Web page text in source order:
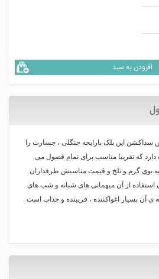
افزودن به سبد
سداکشن این بلک بارایحه جنگلی ، جسارت را
که تقریبا مناسب برای تمام فصول می
به بوی گرم و تلخ و قیمت مناسبش طرفداران
استفاده از آن میهمانی های شبانه و شب های
آن بسیار اغواکننده ، فریبنده و جذاب است .